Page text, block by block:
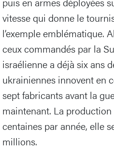
vitesse qui donne le
l’exemple emblématique.
ceux commandés par la
israélienne a déjà six ans
ukrainiennes innovent en
sept fabricants avant la
maintenant. La
centaines par année, elle
millions.